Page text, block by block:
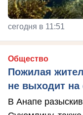
сегодня в 11:51
Общество
Пожилая
не выходит на
В Анапе